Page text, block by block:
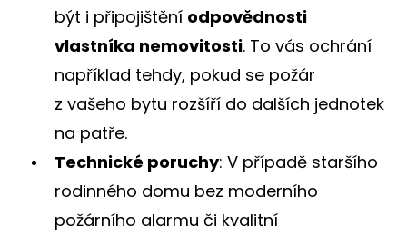
být i připojištění odpovědnosti
vlastníka nemovitosti. To vás ochrání
například tehdy, pokud se požár
z vašeho bytu rozšíří do dalších jednotek
na patře.
Technické poruchy: V případě staršího
rodinného domu bez moderního
požárního alarmu či kvalitní